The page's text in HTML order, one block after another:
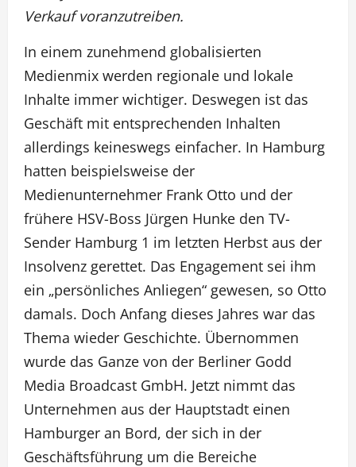
Verkauf voranzutreiben.
In einem zunehmend globalisierten
Medienmix werden regionale und lokale
Inhalte immer wichtiger. Deswegen ist das
Geschäft mit entsprechenden Inhalten
allerdings keineswegs einfacher. In Hamburg
hatten beispielsweise der
Medienunternehmer Frank Otto und der
frühere HSV-Boss Jürgen Hunke den TV-
Sender Hamburg 1 im letzten Herbst aus der
Insolvenz gerettet. Das Engagement sei ihm
ein „persönliches Anliegen“ gewesen, so Otto
damals. Doch Anfang dieses Jahres war das
Thema wieder Geschichte. Übernommen
wurde das Ganze von der Berliner Godd
Media Broadcast GmbH. Jetzt nimmt das
Unternehmen aus der Hauptstadt einen
Hamburger an Bord, der sich in der
Geschäftsführung um die Bereiche